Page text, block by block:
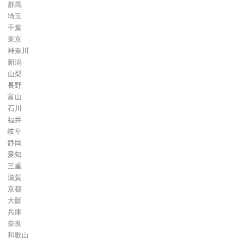
群馬
埼玉
千葉
東京
神奈川
新潟
山梨
長野
富山
石川
福井
岐阜
静岡
愛知
三重
滋賀
京都
大阪
兵庫
奈良
和歌山